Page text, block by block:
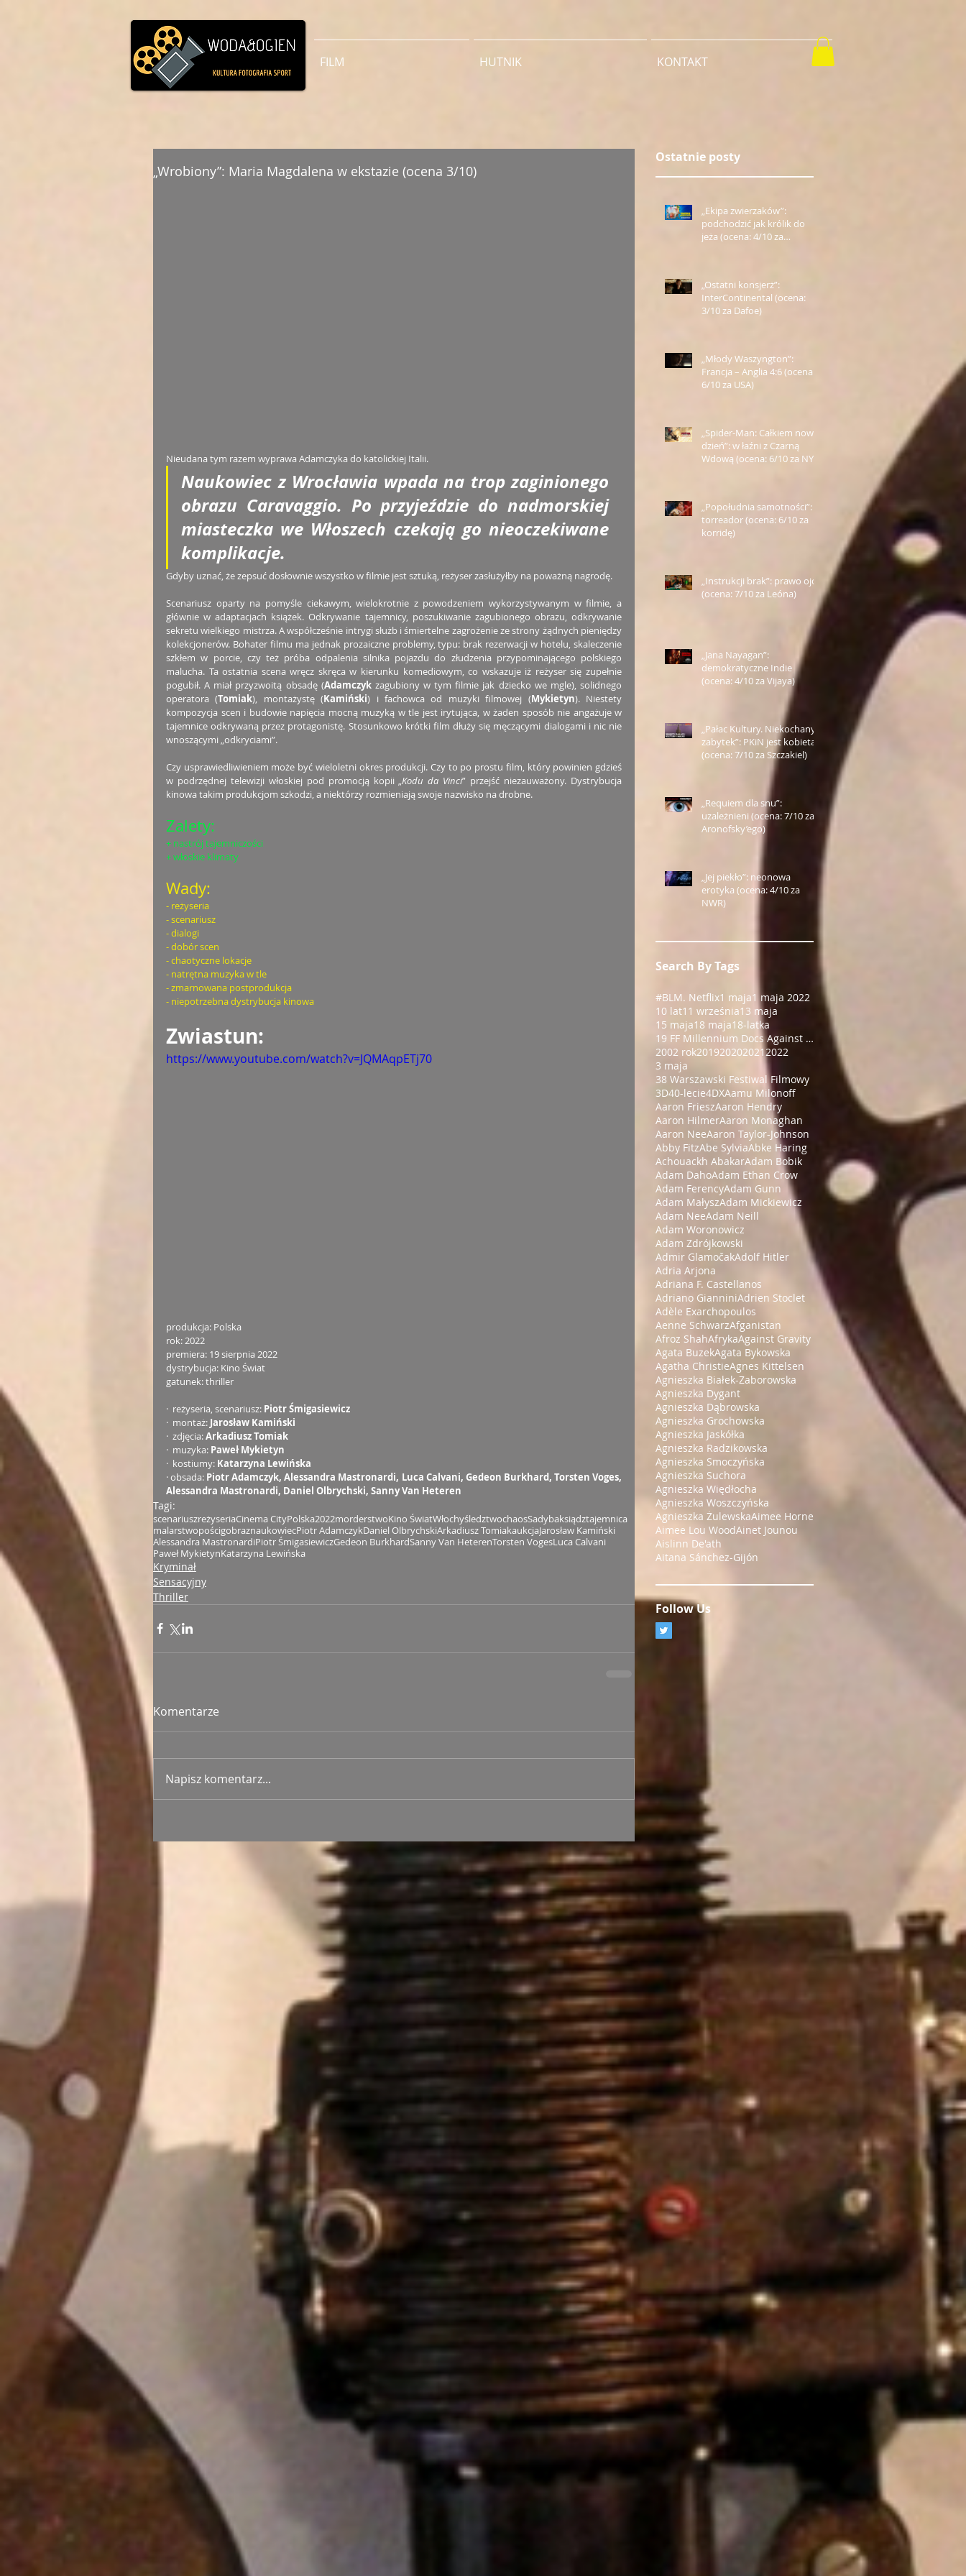
FILM HUTNIK KONTAKT
„Wrobiony”: Maria Magdalena w ekstazie (ocena 3/10)
Nieudana tym razem wyprawa Adamczyka do katolickiej Italii.
Naukowiec z Wrocławia wpada na trop zaginionego
obrazu Caravaggio. Po przyjeździe do nadmorskiej
miasteczka we Włoszech czekają go nieoczekiwane
komplikacje.
Gdyby uznać, że zepsuć dosłownie wszystko w filmie jest sztuką, reżyser zasłużyłby na poważną nagrodę.
Scenariusz oparty na pomyśle ciekawym, wielokrotnie z powodzeniem wykorzystywanym w filmie, a
głównie w adaptacjach książek. Odkrywanie tajemnicy, poszukiwanie zagubionego obrazu, odkrywanie
sekretu wielkiego mistrza. A współcześnie intrygi służb i śmiertelne zagrożenie ze strony żądnych pieniędzy
kolekcjonerów. Bohater filmu ma jednak prozaiczne problemy, typu: brak rezerwacji w hotelu, skaleczenie
szkłem w porcie, czy też próba odpalenia silnika pojazdu do złudzenia przypominającego polskiego
malucha. Ta ostatnia scena wręcz skręca w kierunku komediowym, co wskazuje iż reżyser się zupełnie
pogubił. A miał przyzwoitą obsadę (Adamczyk zagubiony w tym filmie jak dziecko we mgle), solidnego
operatora (Tomiak), montażystę (Kamiński) i fachowca od muzyki filmowej (Mykietyn). Niestety
kompozycja scen i budowie napięcia mocną muzyką w tle jest irytująca, w żaden sposób nie angażuje w
tajemnice odkrywaną przez protagonistę. Stosunkowo krótki film dłuży się męczącymi dialogami i nic nie
wnoszącymi „odkryciami”.
Czy usprawiedliwieniem może być wieloletni okres produkcji. Czy to po prostu film, który powinien gdzieś
w podrzędnej telewizji włoskiej pod promocją kopii „Kodu da Vinci” przejść niezauważony. Dystrybucja
kinowa takim produkcjom szkodzi, a niektórzy rozmieniają swoje nazwisko na drobne.
Zalety:
+ nastrój tajemniczości
+ włoskie klimaty
Wady:
- reżyseria
- scenariusz
- dialogi
- dobór scen
- chaotyczne lokacje
- natrętna muzyka w tle
- zmarnowana postprodukcja
- niepotrzebna dystrybucja kinowa
Zwiastun:
https://www.youtube.com/watch?v=JQMAqpETj70
produkcja: Polska
rok: 2022
premiera: 19 sierpnia 2022
dystrybucja: Kino Świat
gatunek: thriller
·  reżyseria, scenariusz: Piotr Śmigasiewicz
·  montaż: Jarosław Kamiński
·  zdjęcia: Arkadiusz Tomiak
·  muzyka: Paweł Mykietyn
·  kostiumy: Katarzyna Lewińska
· obsada: Piotr Adamczyk, Alessandra Mastronardi, Luca Calvani, Gedeon Burkhard, Torsten Voges,
Alessandra Mastronardi, Daniel Olbrychski, Sanny Van Heteren
Tagi:
scenariuszreżyseriaCinema CityPolska2022morderstwoKino ŚwiatWłochyśledztwochaosSadybaksiądztajemnica
malarstwopościgobraznaukowiecPiotr AdamczykDaniel OlbrychskiArkadiusz TomiakaukcjaJarosław Kamiński
Alessandra MastronardiPiotr ŚmigasiewiczGedeon BurkhardSanny Van HeterenTorsten VogesLuca Calvani
Paweł MykietynKatarzyna Lewińska
Kryminał
Sensacyjny
Thriller
Komentarze
Napisz komentarz...
Ostatnie posty
„Ekipa zwierzaków”:
podchodzić jak królik do
jeża (ocena: 4/10 za
„Ostatni konsjerż”:
InterContinental (ocena:
3/10 za Dafoe)
„Młody Waszyngton”:
Francja – Anglia 4:6 (ocena:
6/10 za USA)
„Spider-Man: Całkiem nowy
dzień”: w łaźni z Czarną
Wdową (ocena: 6/10 za NY)
„Popołudnia samotności”:
torreador (ocena: 6/10 za
korridę)
„Instrukcji brak”: prawo ojca
(ocena: 7/10 za Leóna)
„Jana Nayagan”:
demokratyczne Indie
(ocena: 4/10 za Vijaya)
„Pałac Kultury. Niekochany
zabytek”: PKiN jest kobietą
(ocena: 7/10 za Szczakiel)
„Requiem dla snu”:
uzależnieni (ocena: 7/10 za
Aronofsky’ego)
„Jej piekło”: neonowa
erotyka (ocena: 4/10 za
NWR)
Search By Tags
#BLM. Netflix1 maja1 maja 2022
10 lat11 września13 maja
15 maja18 maja18-latka
19 FF Millennium Docs Against Gravity!
2002 rok2019202020212022
3 maja
38 Warszawski Festiwal Filmowy
3D40-lecie4DXAamu Milonoff
Aaron FrieszAaron Hendry
Aaron HilmerAaron Monaghan
Aaron NeeAaron Taylor-Johnson
Abby FitzAbe SylviaAbke Haring
Achouackh AbakarAdam Bobik
Adam DahoAdam Ethan Crow
Adam FerencyAdam Gunn
Adam MałyszAdam Mickiewicz
Adam NeeAdam Neill
Adam Woronowicz
Adam Zdrójkowski
Admir GlamočakAdolf Hitler
Adria Arjona
Adriana F. Castellanos
Adriano GianniniAdrien Stoclet
Adèle Exarchopoulos
Aenne SchwarzAfganistan
Afroz ShahAfrykaAgainst Gravity
Agata BuzekAgata Bykowska
Agatha ChristieAgnes Kittelsen
Agnieszka Białek-Zaborowska
Agnieszka Dygant
Agnieszka Dąbrowska
Agnieszka Grochowska
Agnieszka Jaskółka
Agnieszka Radzikowska
Agnieszka Smoczyńska
Agnieszka Suchora
Agnieszka Więdłocha
Agnieszka Woszczyńska
Agnieszka ŻulewskaAimee Horne
Aimee Lou WoodAinet Jounou
Aislinn De'ath
Aitana Sánchez-Gijón
Follow Us